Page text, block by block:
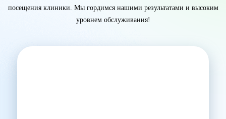
посещения клиники. Мы гордимся нашими результатами и высоким
уровнем обслуживания!